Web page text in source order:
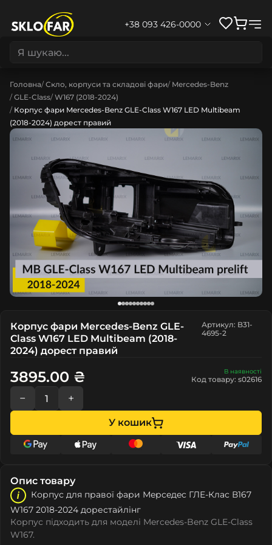
+38 093 426-0000
Головна Скло, корпуси та складові фари Mercedes-Benz
GLE-Class W167 (2018-2024)
Корпус фари Mercedes-Benz GLE-Class W167 LED Multibeam
(2018-2024) дорест правий
Корпус фари Mercedes-Benz GLE-
Class W167 LED Multibeam (2018-
2024) дорест правий
Артикул: B31-
4695-2
В наявності
Код товару: s02616
3895.00 ₴
− +
У кошик
Опис товару
Корпус для правої фари Мeрceдec ГЛЕ-Клас В167
W167 2018-2024 дорестайлінг
Корпус підходить для моделі Mercedes-Benz GLE-Class
W167.